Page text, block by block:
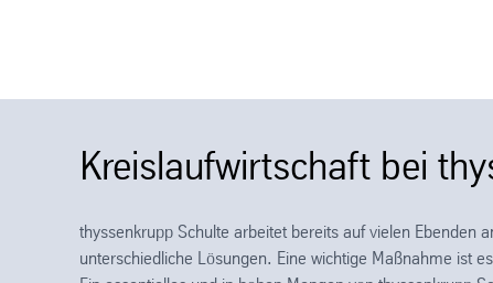
Kreislaufwirtschaft bei
thyssenkrupp Schulte arbeitet bereits auf vielen Ebenden
unterschiedliche Lösungen. Eine wichtige Maßnahme ist